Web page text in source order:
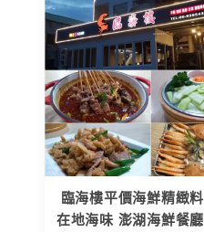
臨海樓平價海鮮精緻
在地海味 澎湖海鮮餐